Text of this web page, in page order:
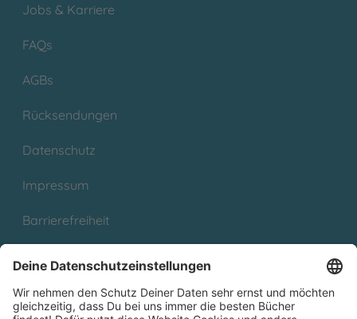
Jobs & Karriere
FAQs
AGBs
Rücksendungen
Datenschutz
Impressum
Barrierefreiheit
Partnerprogramm (Affiliate)